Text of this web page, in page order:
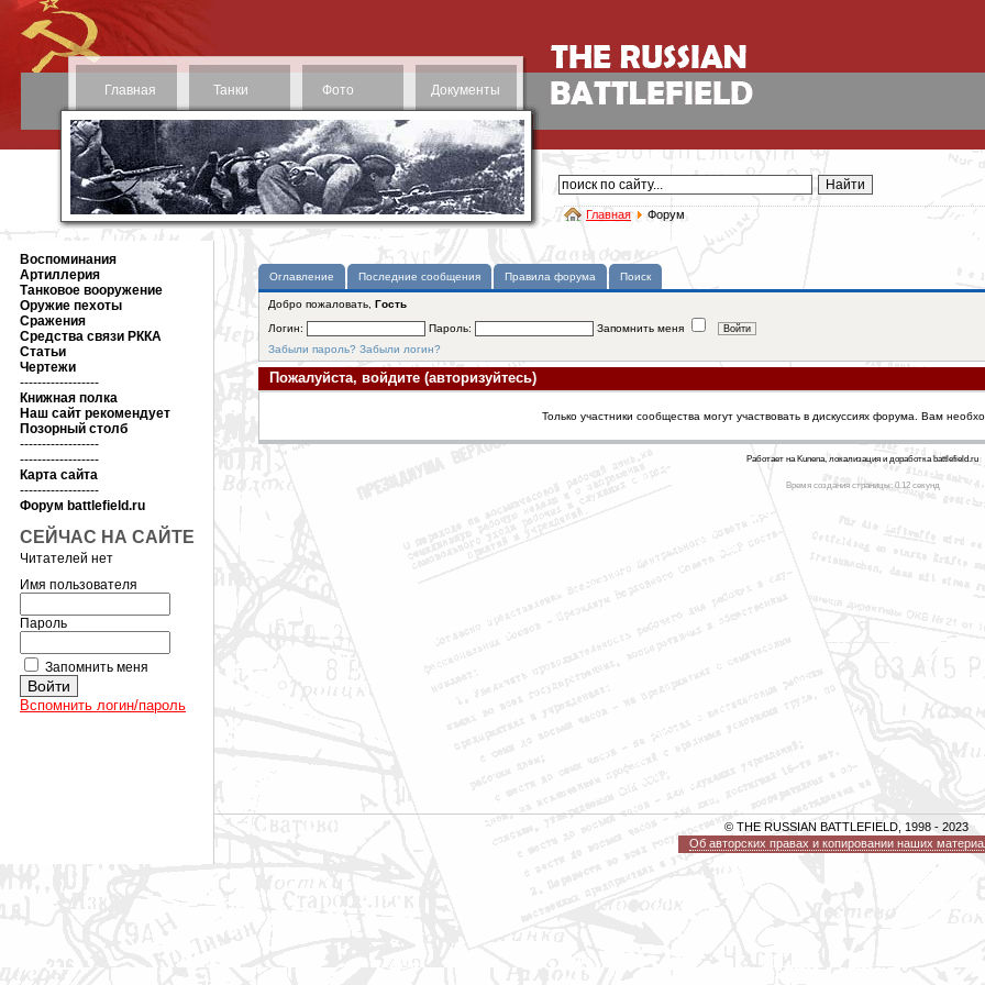
Главная Танки Фото Документы
Главная Форум
Воспоминания
Артиллерия
Танковое вооружение
Оружие пехоты
Сражения
Средства связи РККА
Статьи
Чертежи
------------------
Книжная полка
Наш сайт рекомендует
Позорный столб
------------------
------------------
Карта сайта
------------------
Форум battlefield.ru
СЕЙЧАС НА САЙТЕ
Читателей нет
Имя пользователя
Пароль
Запомнить меня
Вспомнить логин/пароль
Оглавление Последние сообщения Правила форума Поиск
Добро пожаловать, Гость
Логин:
Пароль:
Запомнить меня
Забыли пароль? Забыли логин?
Пожалуйста, войдите (авторизуйтесь)
Только участники сообщества могут участвовать в дискуссиях форума. Вам
Работает на Kunena, локализация и доработка battlefield.ru
Время создания страницы: 0.12 секунд
© THE RUSSIAN BATTLEFIELD, 1998 - 2023
Об авторских правах и копировании наших